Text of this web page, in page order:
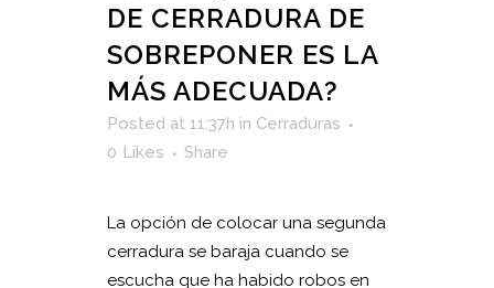
DE CERRADURA DE
SOBREPONER ES LA
MÁS ADECUADA?
Posted at 11:37h in Cerraduras
0 Likes Share
La opción de colocar una segunda
cerradura se baraja cuando se
escucha que ha habido robos en